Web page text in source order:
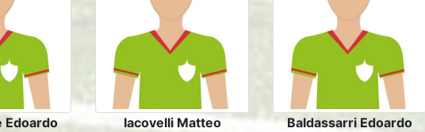
Edoardo
Iacovelli Matteo
Baldassarri Edoardo